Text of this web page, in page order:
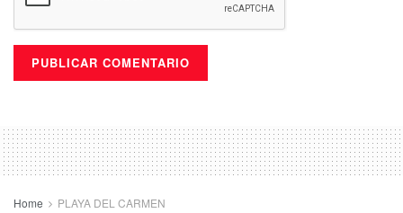
Home PLAYA DEL CARMEN